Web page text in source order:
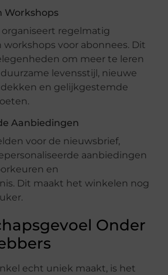
Workshops
regelmatig
voor abonnees. Dit
om meer te leren
levensstijl, nieuwe
en gelijkgestemde
Aanbiedingen
voor de nieuwsbrief,
aanbiedingen
en
Dit maakt het winkelen nog
Onder
echt uniek maakt, is het